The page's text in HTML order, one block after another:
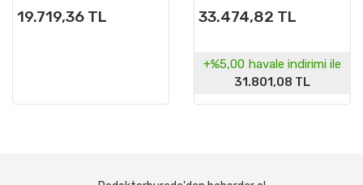
19.719,36 TL 33.474,82 TL
+%5,00 havale indirimi ile
31.801,08 TL